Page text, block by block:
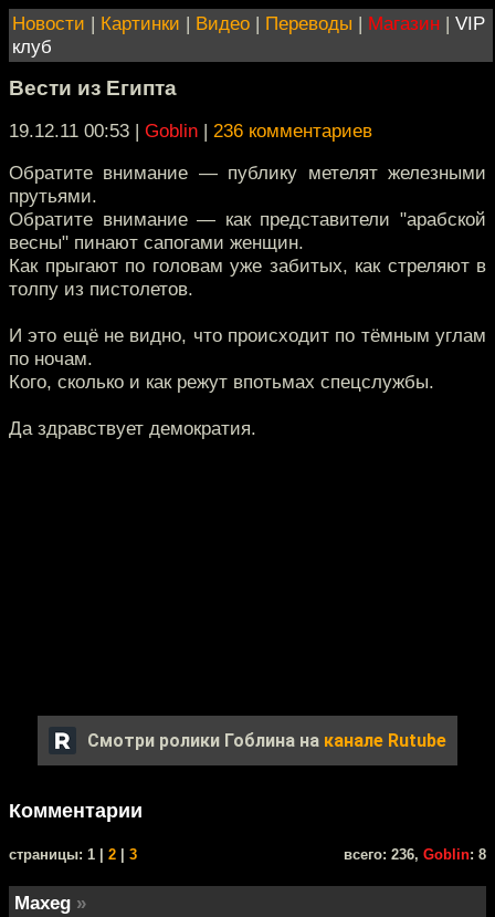
Новости | Картинки | Видео | Переводы | Магазин | VIP
клуб
Вести из Египта
19.12.11 00:53 | Goblin | 236 комментариев
Обратите внимание — публику метелят железными
прутьями.
Обратите внимание — как представители "арабской
весны" пинают сапогами женщин.
Как прыгают по головам уже забитых, как стреляют в
толпу из пистолетов.
И это ещё не видно, что происходит по тёмным углам
по ночам.
Кого, сколько и как режут впотьмах спецслужбы.
Да здравствует демократия.
Смотри ролики Гоблина на канале Rutube
Комментарии
cтраницы: 1 | 2 3 всего: 236, Goblin: 8
Maxeg »